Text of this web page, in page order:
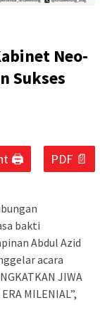
Neo-
Sukses
🖨 PDF 📄
bakti
Abdul Azid
acara
JIWA
MILENIAL”,